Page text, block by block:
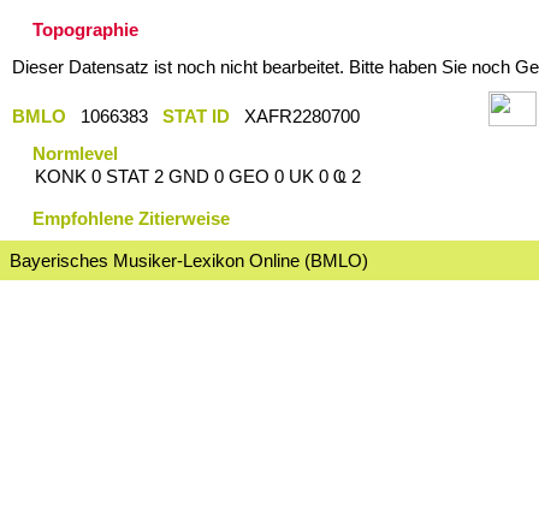
Topographie
Dieser Datensatz ist noch nicht bearbeitet. Bitte haben Sie noch
BMLO 1066383 STAT ID
XAFR2280700
Normlevel
KONK 0 STAT 2 GND 0 GEO 0 UK 0 Ҩ 2
Empfohlene Zitierweise
Bayerisches Musiker-Lexikon Online (BMLO)